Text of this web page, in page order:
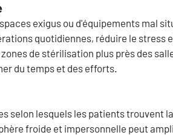
exigus ou d'équipements mal
quotidiennes, réduire le stress
de stérilisation plus près des
du temps et des efforts.
selon lesquels les patients trouvent
froide et impersonnelle peut